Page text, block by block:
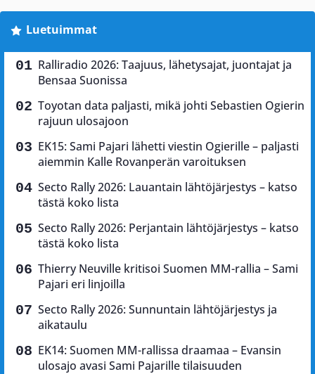
Luetuimmat
Ralliradio 2026: Taajuus, lähetysajat, juontajat ja
Bensaa Suonissa
Toyotan data paljasti, mikä johti Sebastien Ogierin
rajuun ulosajoon
EK15: Sami Pajari lähetti viestin Ogierille – paljasti
aiemmin Kalle Rovanperän varoituksen
Secto Rally 2026: Lauantain lähtöjärjestys – katso
tästä koko lista
Secto Rally 2026: Perjantain lähtöjärjestys – katso
tästä koko lista
Thierry Neuville kritisoi Suomen MM-rallia – Sami
Pajari eri linjoilla
Secto Rally 2026: Sunnuntain lähtöjärjestys ja
aikataulu
EK14: Suomen MM-rallissa draamaa – Evansin
ulosajo avasi Sami Pajarille tilaisuuden